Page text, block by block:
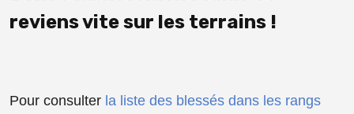
reviens vite sur les terrains !
Pour consulter la liste des blessés dans les rangs